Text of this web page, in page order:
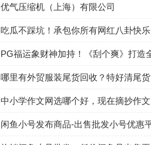
优气压缩机（上海）有限公司
吃瓜不踩坑！承包你所有网红八卦快乐